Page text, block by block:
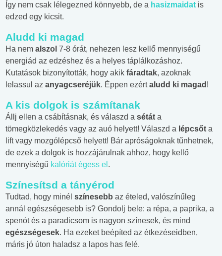
Így nem csak lélegezned könnyebb, de a hasizmaidat is
edzed egy kicsit.
Aludd ki magad
Ha nem alszol 7-8 órát, nehezen lesz kellő mennyiségű
energiád az edzéshez és a helyes táplálkozáshoz.
Kutatások bizonyították, hogy akik fáradtak, azoknak
lelassul az anyagcseréjük. Éppen ezértaludd ki magad !
A kis dolgok is számítanak
Állj ellen a csábításnak, és válaszd a sétát a
tömegközlekedés vagy az auó helyett! Válaszd a lépcsőt a
lift vagy mozgólépcső helyett! Bár apróságoknak tűnhetnek,
de ezek a dolgok is hozzájárulnak ahhoz, hogy kellő
mennyiségű kalóriát égess el .
Színesítsd a tányérod
Tudtad, hogy minél színesebb az ételed, valószínűleg
annál egészségesebb is? Gondolj bele: a répa, a paprika, a
spenót és a paradicsom is nagyon színesek, és mind
egészségesek. Ha ezeket beépíted az étkezéseidben,
máris jó úton haladsz a lapos has felé.